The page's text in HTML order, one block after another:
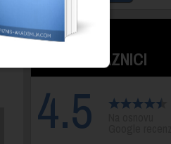
ŠTA KAŽU
NAŠI POLAZNICI
4.5